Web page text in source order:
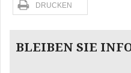
DRUCKEN
BLEIBEN SIE